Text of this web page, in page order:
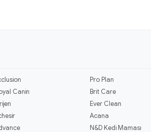
Pro Plan
Canin
Brit Care
Ever Clean
Acana
N&D Kedi Maması